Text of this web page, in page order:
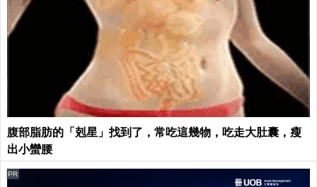
腹部脂肪的「剋星」找到了，常吃這幾物，吃走大肚囊，瘦
出小蠻腰
PR